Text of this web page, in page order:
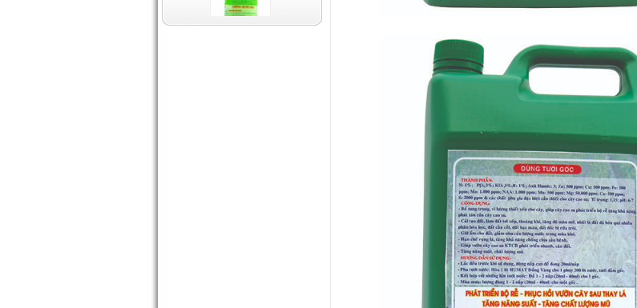
Dưỡng cây No1